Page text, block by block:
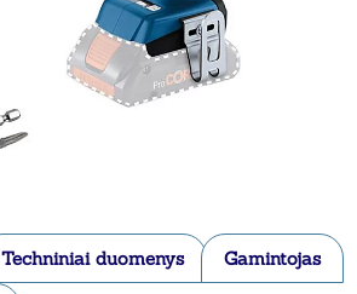
Techniniai duomenys Gamintojas